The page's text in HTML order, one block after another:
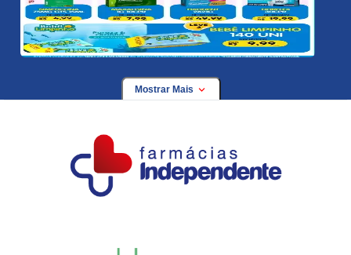
Mostrar Mais